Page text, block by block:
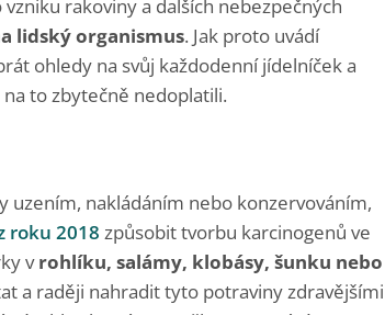
rakoviny a dalších nebezpečných
lidský organismus. Jak proto uvádí
ohledy na svůj každodenní jídelníček a
to zbytečně nedoplatili.
uzením, nakládáním nebo konzervováním,
roku 2018 způsobit tvorbu karcinogenů ve
vrohlíku, salámy, klobásy, šunku nebo
a raději nahradit tyto potraviny zdravějšími